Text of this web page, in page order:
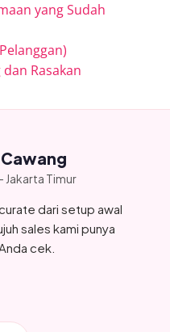
yang Sudah
Rasakan
Jakarta Timur
dari setup awal
sales kami punya
cek.